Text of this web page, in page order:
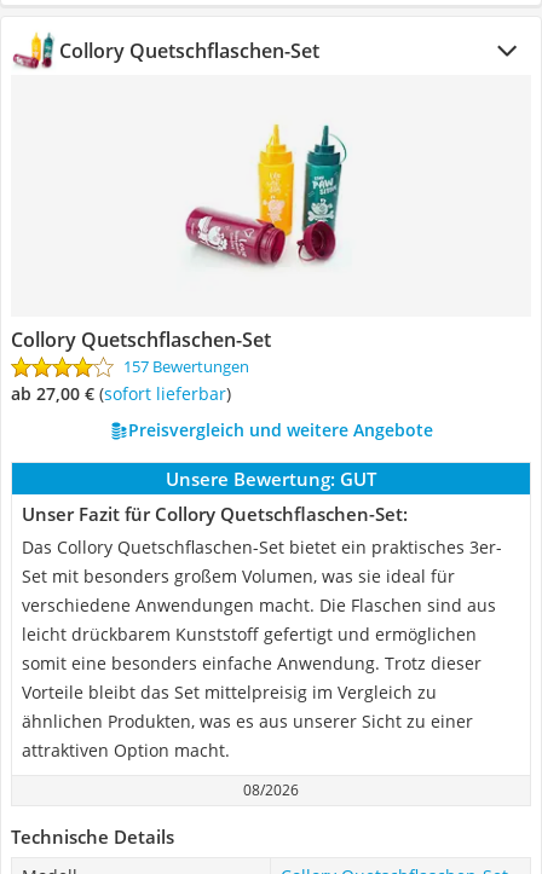
Collory Quetschflaschen-Set
Collory Quetschflaschen-Set
157 Bewertungen
ab 27,00 € ( Sofort lieferbar)
Preisvergleich und weitere Angebote
Unsere Bewertung: GUT
Unser Fazit für Collory Quetschflaschen-Set:
Das Collory Quetschflaschen-Set bietet ein praktisches 3er-
Set mit besonders großem Volumen, was sie ideal für
verschiedene Anwendungen macht. Die Flaschen sind aus
leicht drückbarem Kunststoff gefertigt und ermöglichen
somit eine besonders einfache Anwendung. Trotz dieser
Vorteile bleibt das Set mittelpreisig im Vergleich zu
ähnlichen Produkten, was es aus unserer Sicht zu einer
attraktiven Option macht.
08/2026
Technische Details